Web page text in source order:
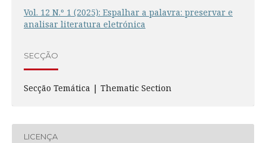
Vol. 12 N.º 1 (2025): Espalhar a palavra: preservar e
analisar literatura eletrónica
SECÇÃO
Secção Temática | Thematic Section
LICENÇA